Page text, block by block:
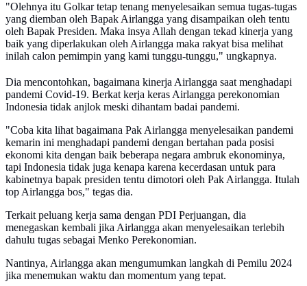
"Olehnya itu Golkar tetap tenang menyelesaikan semua tugas-tugas
yang diemban oleh Bapak Airlangga yang disampaikan oleh tentu
oleh Bapak Presiden. Maka insya Allah dengan tekad kinerja yang
baik yang diperlakukan oleh Airlangga maka rakyat bisa melihat
inilah calon pemimpin yang kami tunggu-tunggu," ungkapnya.
Dia mencontohkan, bagaimana kinerja Airlangga saat menghadapi
pandemi Covid-19. Berkat kerja keras Airlangga perekonomian
Indonesia tidak anjlok meski dihantam badai pandemi.
"Coba kita lihat bagaimana Pak Airlangga menyelesaikan pandemi
kemarin ini menghadapi pandemi dengan bertahan pada posisi
ekonomi kita dengan baik beberapa negara ambruk ekonominya,
tapi Indonesia tidak juga kenapa karena kecerdasan untuk para
kabinetnya bapak presiden tentu dimotori oleh Pak Airlangga. Itulah
top Airlangga bos," tegas dia.
Terkait peluang kerja sama dengan PDI Perjuangan, dia
menegaskan kembali jika Airlangga akan menyelesaikan terlebih
dahulu tugas sebagai Menko Perekonomian.
Nantinya, Airlangga akan mengumumkan langkah di Pemilu 2024
jika menemukan waktu dan momentum yang tepat.